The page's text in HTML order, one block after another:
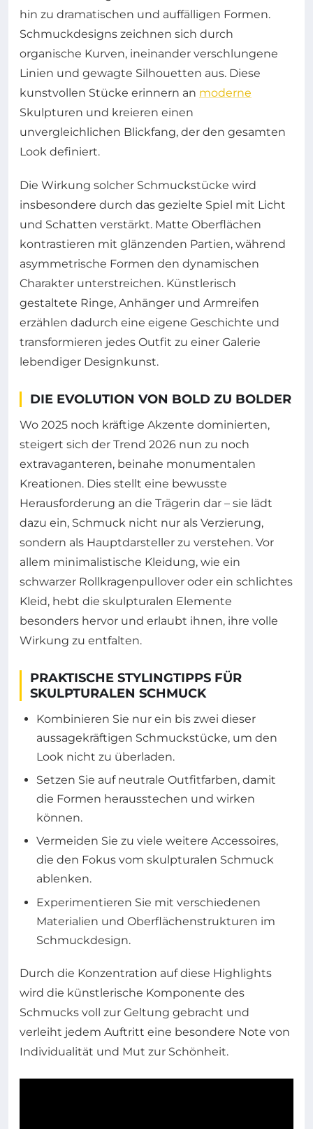
hin zu dramatischen und auffälligen Formen.
Schmuckdesigns zeichnen sich durch
organische Kurven, ineinander verschlungene
Linien und gewagte Silhouetten aus. Diese
kunstvollen Stücke erinnern an moderne
Skulpturen und kreieren einen
unvergleichlichen Blickfang, der den gesamten
Look definiert.
Die Wirkung solcher Schmuckstücke wird
insbesondere durch das gezielte Spiel mit Licht
und Schatten verstärkt. Matte Oberflächen
kontrastieren mit glänzenden Partien, während
asymmetrische Formen den dynamischen
Charakter unterstreichen. Künstlerisch
gestaltete Ringe, Anhänger und Armreifen
erzählen dadurch eine eigene Geschichte und
transformieren jedes Outfit zu einer Galerie
lebendiger Designkunst.
DIE EVOLUTION VON BOLD ZU BOLDER
Wo 2025 noch kräftige Akzente dominierten,
steigert sich der Trend 2026 nun zu noch
extravaganteren, beinahe monumentalen
Kreationen. Dies stellt eine bewusste
Herausforderung an die Trägerin dar – sie lädt
dazu ein, Schmuck nicht nur als Verzierung,
sondern als Hauptdarsteller zu verstehen. Vor
allem minimalistische Kleidung, wie ein
schwarzer Rollkragenpullover oder ein schlichtes
Kleid, hebt die skulpturalen Elemente
besonders hervor und erlaubt ihnen, ihre volle
Wirkung zu entfalten.
PRAKTISCHE STYLINGTIPPS FÜR
SKULPTURALEN SCHMUCK
Kombinieren Sie nur ein bis zwei dieser
aussagekräftigen Schmuckstücke, um den
Look nicht zu überladen.
Setzen Sie auf neutrale Outfitfarben, damit
die Formen herausstechen und wirken
können.
Vermeiden Sie zu viele weitere Accessoires,
die den Fokus vom skulpturalen Schmuck
ablenken.
Experimentieren Sie mit verschiedenen
Materialien und Oberflächenstrukturen im
Schmuckdesign.
Durch die Konzentration auf diese Highlights
wird die künstlerische Komponente des
Schmucks voll zur Geltung gebracht und
verleiht jedem Auftritt eine besondere Note von
Individualität und Mut zur Schönheit.